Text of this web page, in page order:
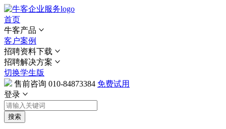
首页
牛客产品
客户案例
招聘资料下载
招聘解决方案
切换学生版
售前咨询 010-84873384 免费试用
登录
搜索